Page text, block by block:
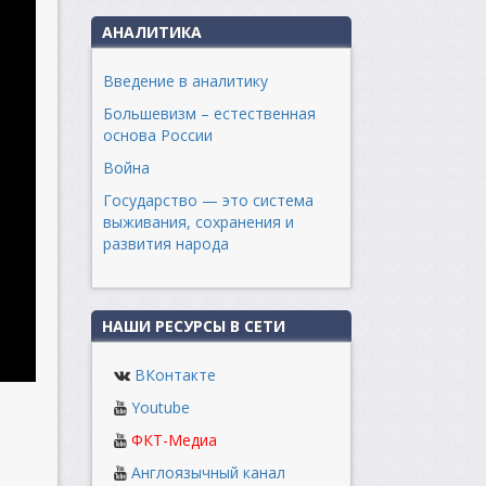
АНАЛИТИКА
Введение в аналитику
Большевизм – естественная
основа России
Война
Государство — это система
выживания, сохранения и
развития народа
НАШИ РЕСУРСЫ В СЕТИ
ВКонтакте
Youtube
ФКТ-Медиа
Англоязычный канал